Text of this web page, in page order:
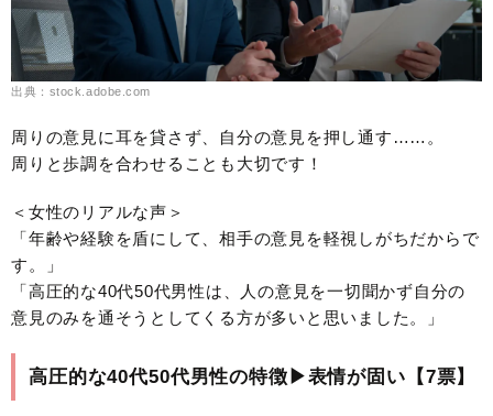
出典：stock.adobe.com
周りの意見に耳を貸さず、自分の意見を押し通す……。
周りと歩調を合わせることも大切です！
＜女性のリアルな声＞
「年齢や経験を盾にして、相手の意見を軽視しがちだからで
す。」
「高圧的な40代50代男性は、人の意見を一切聞かず自分の
意見のみを通そうとしてくる方が多いと思いました。」
高圧的な40代50代男性の特徴▶︎表情が固い【7票】